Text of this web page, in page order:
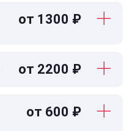
от 1300 ₽
от 2200 ₽
от 600 ₽